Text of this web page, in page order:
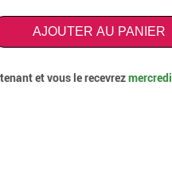
AJOUTER AU PANIER
et vous le recevrezmercredi